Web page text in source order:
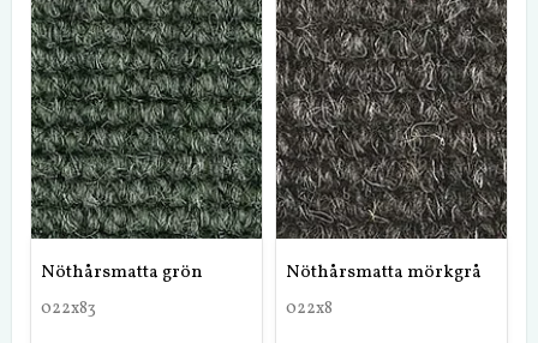
Nöthårsmatta grön
022x83
Nöthårsmatta mörkgrå
022x8